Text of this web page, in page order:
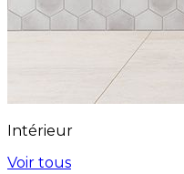
Intérieur
Voir tous